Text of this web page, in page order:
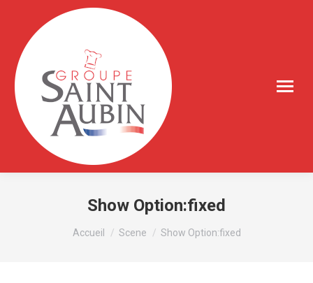
Show Option:fixed
Vous êtes ici :
Accueil Scene Show Option:fixed